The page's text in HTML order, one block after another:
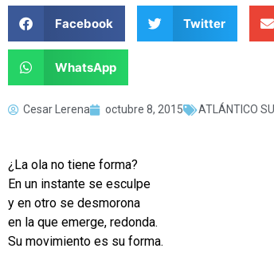
Facebook Twitter
WhatsApp
Cesar Lerena octubre 8, 2015 ATLÁNTICO
¿La ola no tiene forma?
En un instante se esculpe
y en otro se desmorona
en la que emerge, redonda.
Su movimiento es su forma.